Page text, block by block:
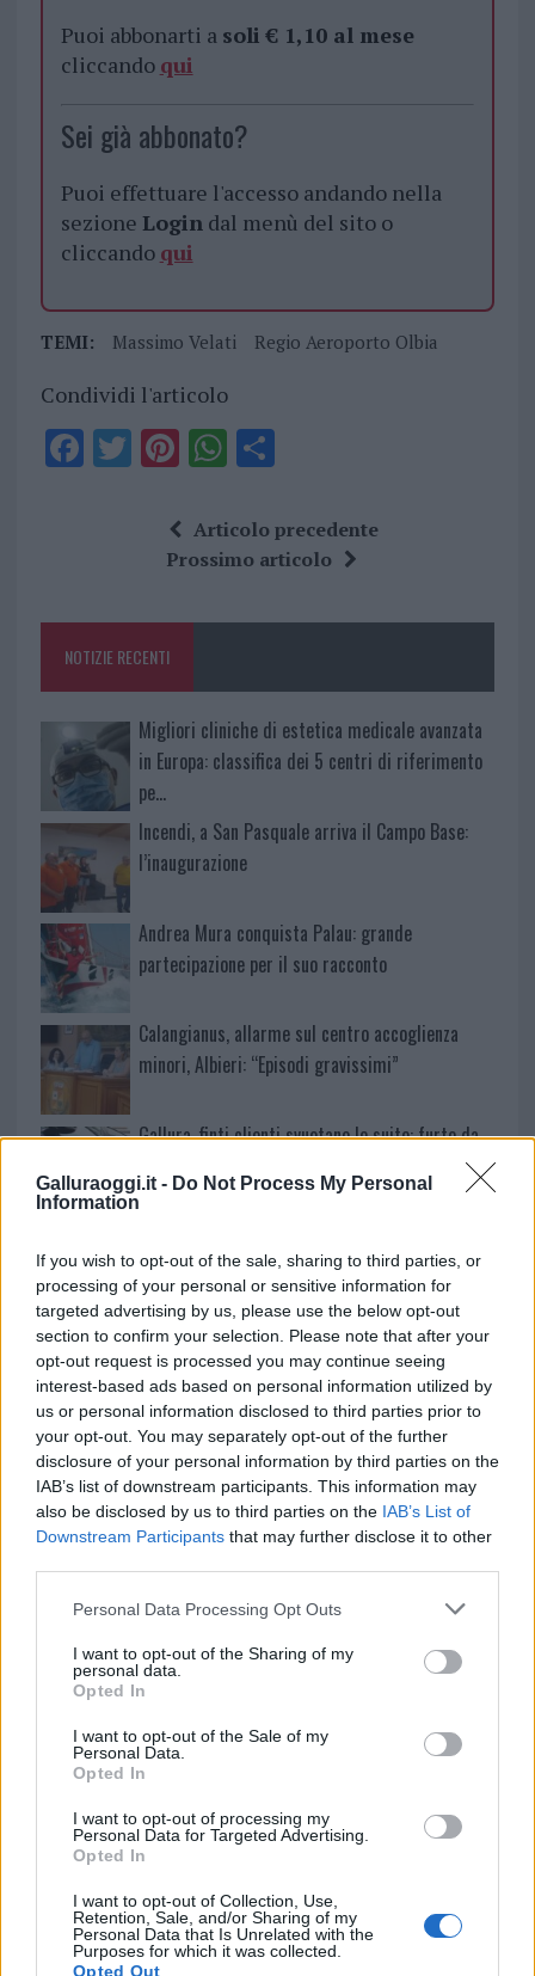
Galluraoggi.it - Do Not Process My Personal
Information
If you wish to opt-out of the sale, sharing to third parties, or
processing of your personal or sensitive information for
targeted advertising by us, please use the below opt-out
section to confirm your selection. Please note that after your
opt-out request is processed you may continue seeing
interest-based ads based on personal information utilized by
us or personal information disclosed to third parties prior to
your opt-out. You may separately opt-out of the further
disclosure of your personal information by third parties on the
IAB’s list of downstream participants. This information may
also be disclosed by us to third parties on the IAB’s List of
Downstream Participants that may further disclose it to other
Please note that this website/app uses one or more Google
not limited to your visit or usage behaviour. You may click to
grant or deny consent to Google and its third-party tags to
use your data for below specified purposes in below Google
consent section.
Personal Data Processing Opt Outs
I want to opt-out of the Sharing of my
personal data.
Opted In
I want to opt-out of the Sale of my
Personal Data.
Opted In
I want to opt-out of processing my
Personal Data for Targeted Advertising.
Opted In
I want to opt-out of Collection, Use,
Retention, Sale, and/or Sharing of my
Personal Data that Is Unrelated with the
Purposes for which it was collected.
Opted Out
Puoi abbonarti a soli € 1,10 al mese
cliccando qui
Sei già abbonato?
Puoi effettuare l'accesso andando nella
sezione Login dal menù del sito o
cliccando qui
TEMI: Massimo Velati Regio Aeroporto Olbia
Condividi l'articolo
F
o
k
T Pi
te
re
W
at
s
p
S
a
re
Articolo precedente
Prossimo articolo
NOTIZIE RECENTI
Migliori cliniche di estetica medicale avanzata
in Europa: classifica dei 5 centri di riferimento
pe…
Incendi, a San Pasquale arriva il Campo Base:
l’inaugurazione
Andrea Mura conquista Palau: grande
partecipazione per il suo racconto
Calangianus, allarme sul centro accoglienza
minori, Albieri: “Episodi gravissimi”
Gallura, finti clienti svuotano le suite: furto da
protagonisti
Test tunnel Olbia: rampe chiuse ancora fino a
fine agosto
NECROLOGIE
Mario Malu
Paolo Pinna
Martina Agostina Diturco